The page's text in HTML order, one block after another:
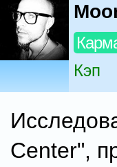
Кэп
Center",